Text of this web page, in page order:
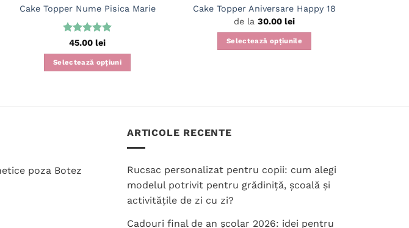
Cake Topper Nume Pisica Marie
Evaluat la
45.00 lei
Selectează opțiuni
Cake Topper Aniversare Happy 18
de la 30.00 lei
Selectează opțiunile
fi
alese
produsului.
poza Botez
ARTICOLE RECENTE
Rucsac personalizat pentru copii: cum alegi
modelul potrivit pentru grădiniță, școală și
activitățile de zi cu zi?
Cadouri final de an școlar 2026: idei pentru